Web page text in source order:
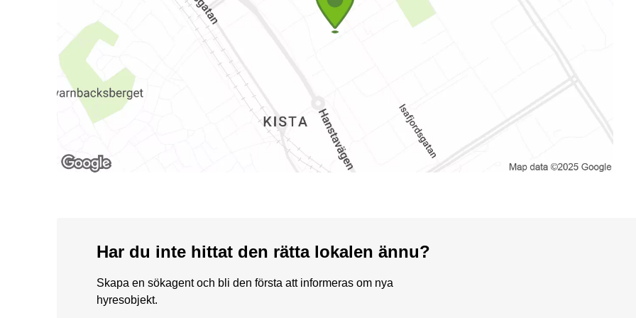
Har du inte hittat den rätta lokalen ännu?
Skapa en sökagent och bli den första att informeras om nya
hyresobjekt.